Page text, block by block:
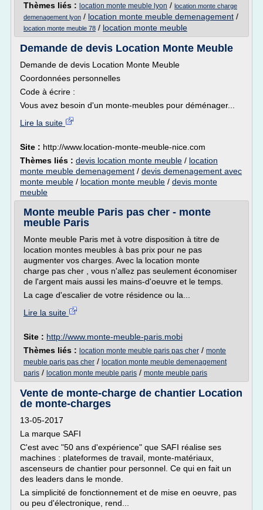
Thèmes liés : location monte meuble lyon / location monte charge
demenagement lyon / location monte meuble demenagement /
location monte meuble 78 / location monte meuble
Demande de devis Location Monte Meuble
Demande de devis Location Monte Meuble
Coordonnées personnelles
Code à écrire :
Vous avez besoin d'un monte-meubles pour déménager...
Lire la suite
Site : http://www.location-monte-meuble-nice.com
Thèmes liés : devis location monte meuble / location
monte meuble demenagement / devis demenagement avec
monte meuble / location monte meuble / devis monte
meuble
Monte meuble Paris pas cher - monte
meuble Paris
Monte meuble Paris met à votre disposition à titre de
location montes meubles à bas prix pour ne pas
augmenter vos charges. Avec la location monte
charge pas cher , vous n'allez pas seulement économiser
de l'argent mais aussi les mains-d'oeuvre et le temps.
La cage d'escalier de votre résidence ou la...
Lire la suite
Site : http://www.monte-meuble-paris.mobi
Thèmes liés : location monte meuble paris pas cher / monte
meuble paris pas cher / location monte meuble demenagement
paris / location monte meuble paris / monte meuble paris
Vente de monte-charge de chantier Location
de monte-charges
13-05-2017
La marque SAFI
C'est avec "50 ans d'expérience" que SAFI réalise ses
machines : plateformes de travail, monte-matériaux,
ascenseurs de chantier pour personnel. Ce qui en fait un
des leaders dans le monde.
La simplicité de fonctionnement et de mise en oeuvre, pas
ou peu d'électronique, rend...